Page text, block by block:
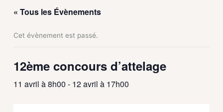
« Tous les Évènements
Cet évènement est passé.
12ème concours d’attelage
11 avril à 8h00 - 12 avril à 17h00